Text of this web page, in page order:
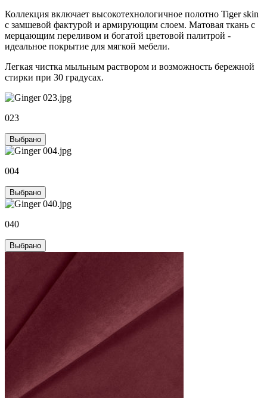
Коллекция включает высокотехнологичное полотно Tiger skin
с замшевой фактурой и армирующим слоем. Матовая ткань с
мерцающим переливом и богатой цветовой палитрой -
идеальное покрытие для мягкой мебели.
Легкая чистка мыльным раствором и возможность бережной
стирки при 30 градусах.
023
Выбрано
004
Выбрано
040
Выбрано